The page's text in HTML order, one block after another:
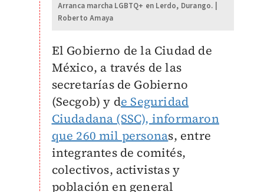
Arranca marcha LGBTQ+ en Lerdo, Durango. |
Roberto Amaya
El Gobierno de la Ciudad de
México, a través de las
secretarías de Gobierno
(Secgob) y de Seguridad
Ciudadana (SSC), informaron
que 260 mil personas, entre
integrantes de comités,
colectivos, activistas y
población en general